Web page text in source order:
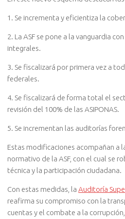
1. Se incrementa y eficientiza la
2. La ASF se pone a la vanguardia
integrales.
3. Se fiscalizará por primera vez a
federales.
4. Se fiscalizará de forma total el
revisión del 100% de las ASIPONAS.
5. Se incrementan las auditorías
Estas modificaciones acompañan a
normativo de la ASF, con el cual se
técnica y la participación ciudadana.
Con estas medidas, la Auditoría
reafirma su compromiso con la
cuentas y el combate a la